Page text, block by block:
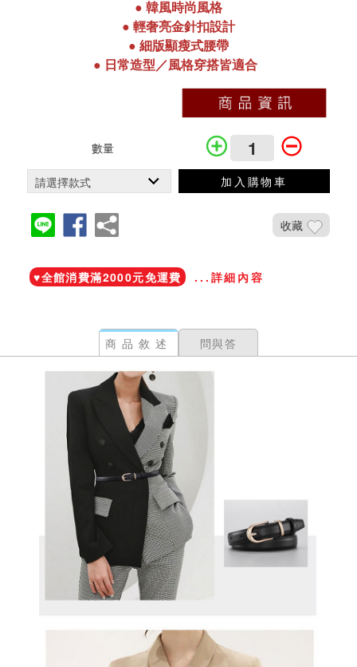
● 韓風時尚風格
● 輕奢亮金針扣設計
● 細版顯瘦式腰帶
● 日常造型／風格穿搭皆適合
數量
加入購物車
收藏
♥️全館消費滿2000元免運費 ...詳細內容
商品敘述 問與答